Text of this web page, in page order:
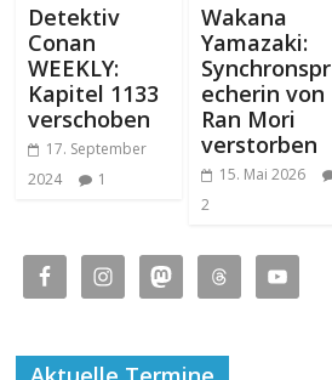
Detektiv
Conan
WEEKLY:
Kapitel 1133
verschoben
17. September
2024
1
Wakana
Yamazaki:
Synchronspr
echerin von
Ran Mori
verstorben
15. Mai 2026
2